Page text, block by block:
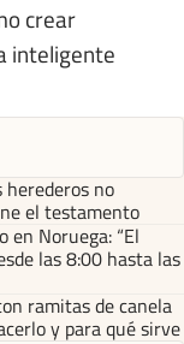
crear
inteligente
herederos no
el testamento
en Noruega: “El
las 8:00 hasta las
ramitas de canela
y para qué sirve